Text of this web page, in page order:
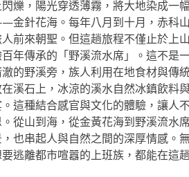
閃爍，陽光穿透薄霧，將大地染成一
金針花海。每年八月到十月，赤科
前來朝聖。但這趟旅程不僅止於上
年傳承的「野溪流水席」。這不是
的野溪旁，族人利用在地食材與傳
溪石上，冰涼的溪水自然冰鎮飲料
。這種結合感官與文化的體驗，讓人
。從山到海，從金黃花海到野溪流水
，也串起人與自然之間的深厚情感。
逃離都市喧囂的上班族，都能在這